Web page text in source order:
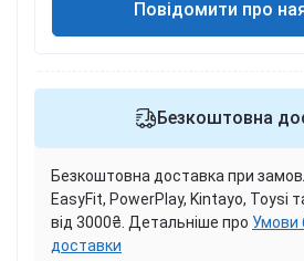
Повідомити про
Безкоштовна
Безкоштовна доставка при
EasyFit, PowerPlay, Kintayo, Toysi
від 3000₴. Детальніше про Умови
доставки